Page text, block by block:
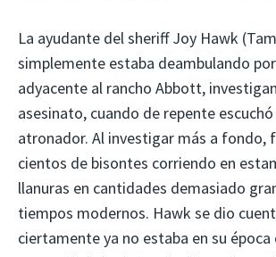
La ayudante del sheriff Joy Hawk
simplemente estaba deambulando
adyacente al rancho Abbott,
asesinato, cuando de repente
atronador. Al investigar más a fondo,
cientos de bisontes corriendo en
llanuras en cantidades demasiado
tiempos modernos. Hawk se dio
ciertamente ya no estaba en su época